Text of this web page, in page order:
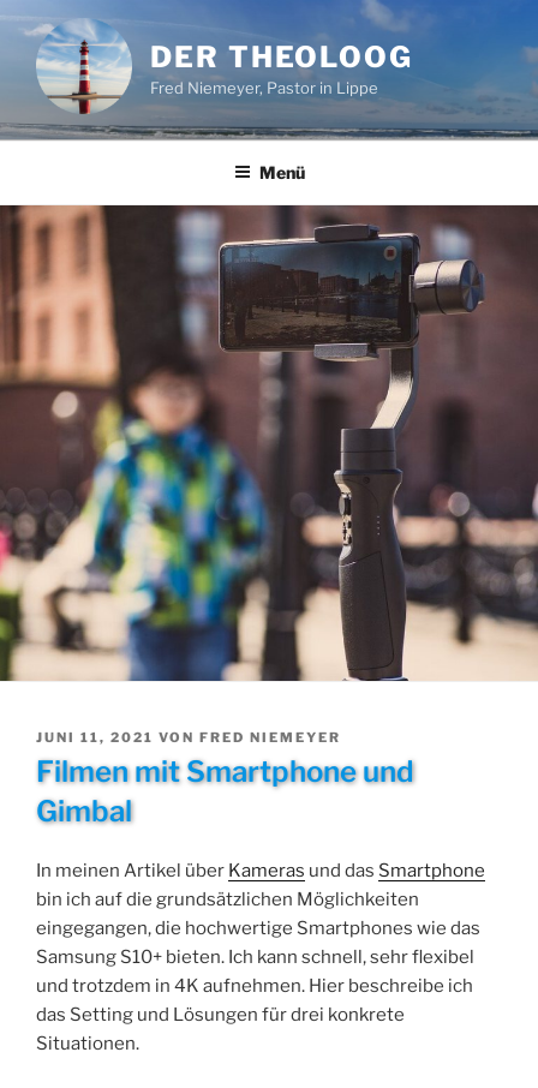
Inhalt
springen
DER THEOLOOG
Fred Niemeyer, Pastor in Lippe
Menü
VERÖFFENTLICHT
AM
JUNI 11, 2021 VON FRED NIEMEYER
Filmen mit Smartphone und
Gimbal
In meinen Artikel über Kameras und das Smartphone
bin ich auf die grundsätzlichen Möglichkeiten
eingegangen, die hochwertige Smartphones wie das
Samsung S10+ bieten. Ich kann schnell, sehr flexibel
und trotzdem in 4K aufnehmen. Hier beschreibe ich
das Setting und Lösungen für drei konkrete
Situationen.